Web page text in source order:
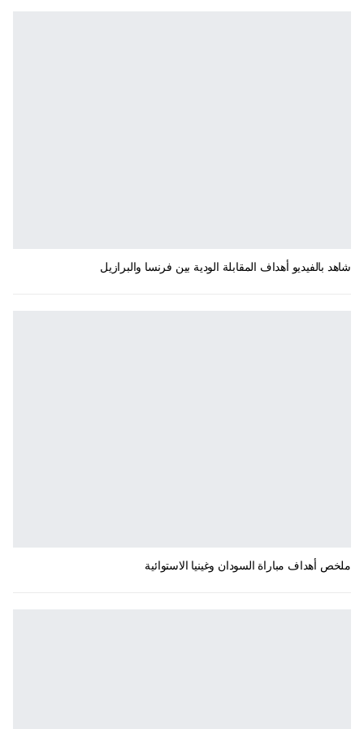
شاهد بالفيديو أهداف المقابلة الودية بين فرنسا والبرازيل
ملخص أهداف مباراة السودان وغينيا الاستوائية